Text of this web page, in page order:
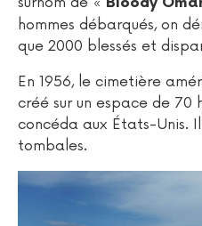
hommes débarqués, on
que 2000 blessés et
En 1956, le cimetière
créé sur un espace de 70
concéda aux États-Unis.
tombales.